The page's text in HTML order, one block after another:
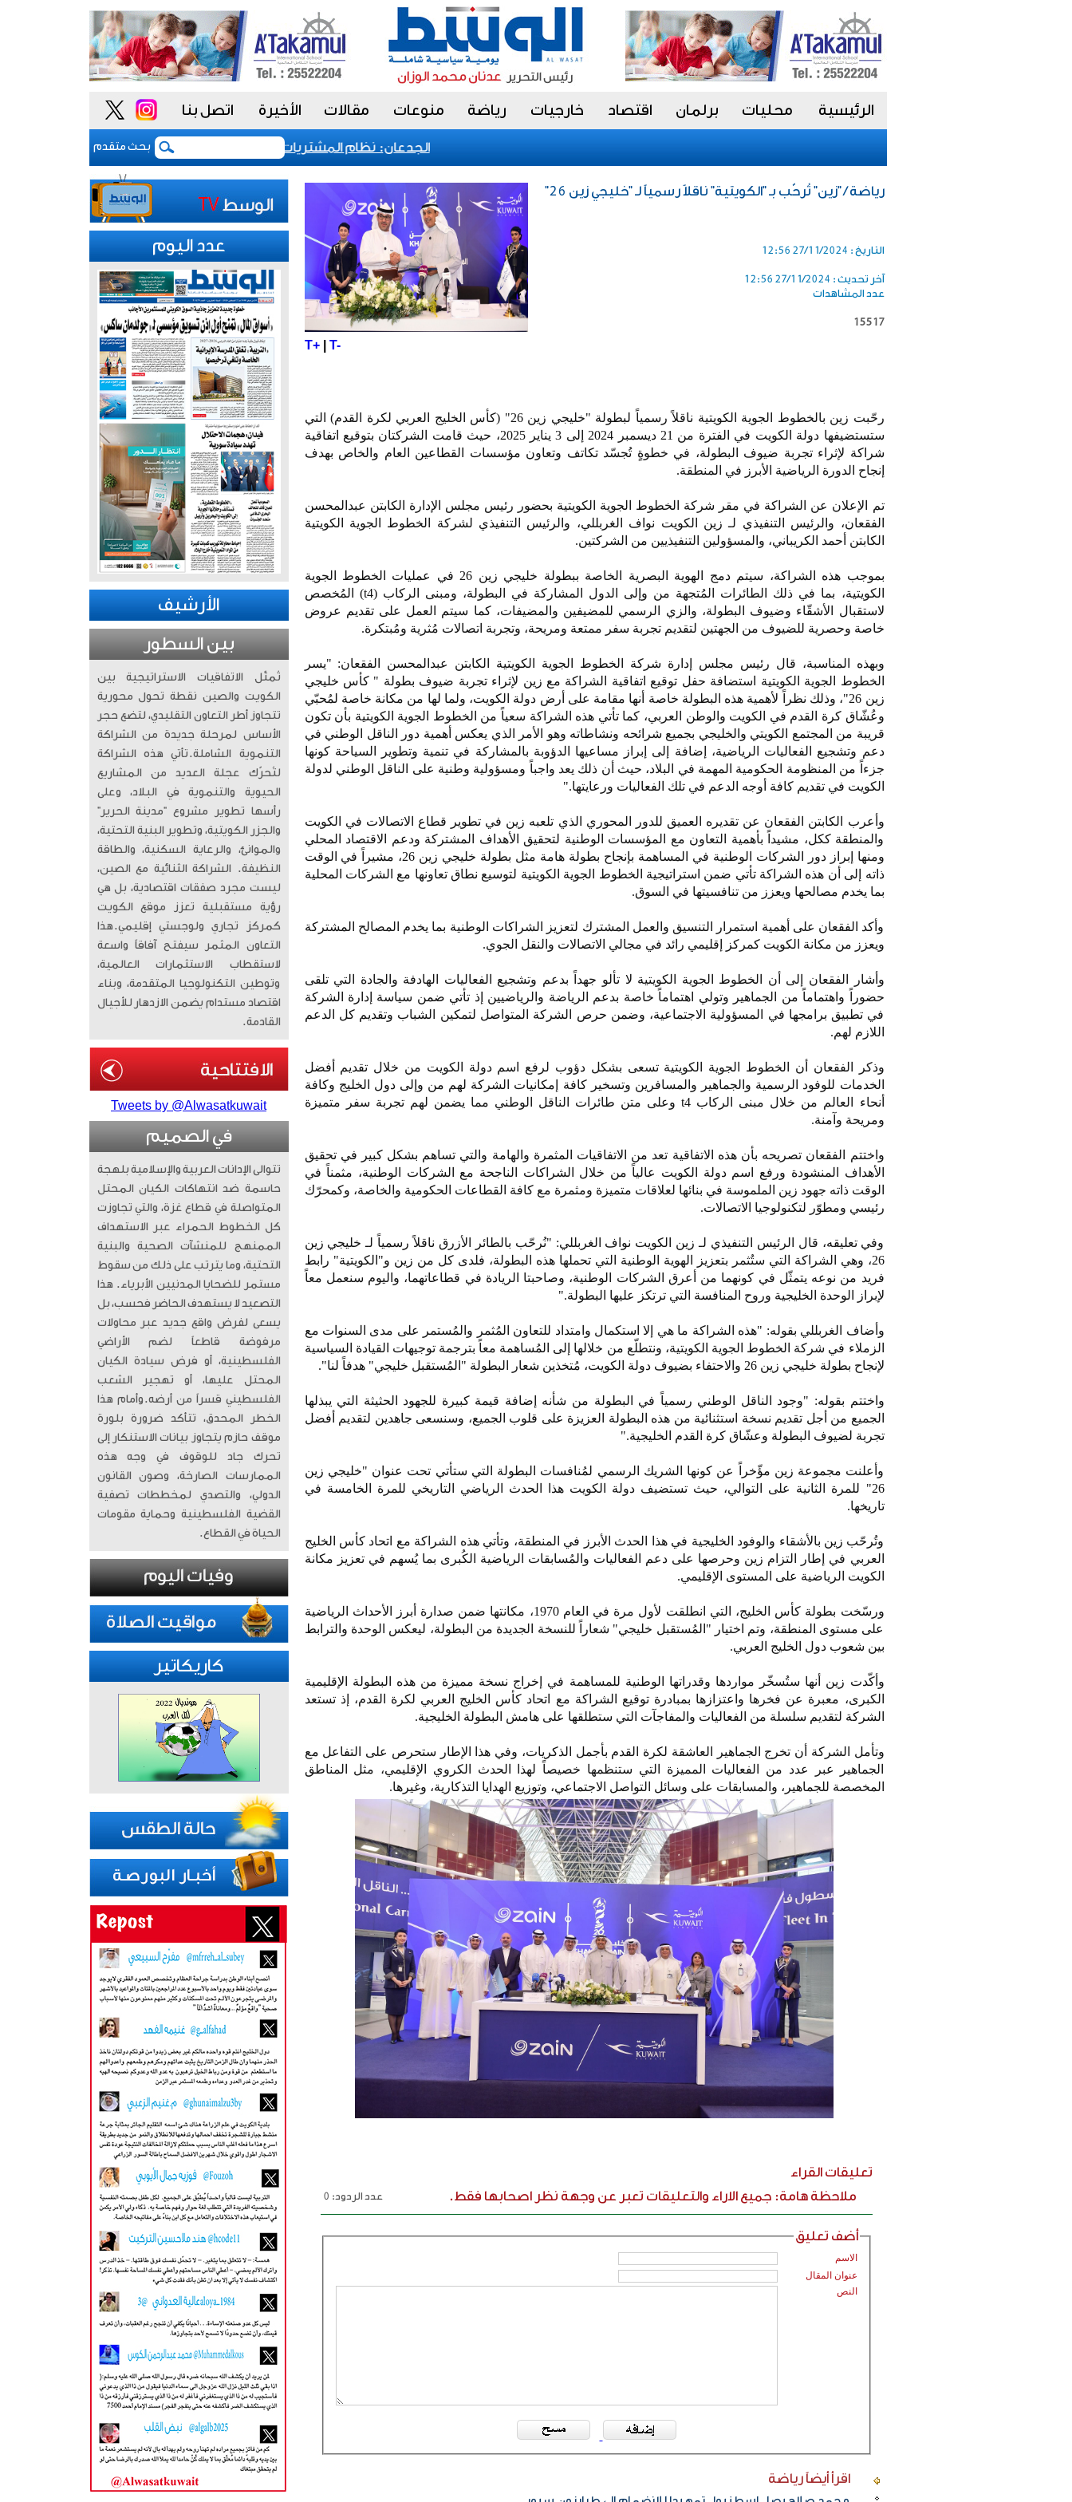
الرئيسية محليات برلمان اقتصاد خارجيات رياضة منوعات مقالات الأخيرة اتصل بنا
بحث متقدم
الجدعان: نظام المشتريات يمنح الحكومة السعودية أدوات أكثر مرونة
رياضة / "زين" تُرحّب بـ "الكويتية" ناقلاً رسمياً لـ "خليجي زين 26"
التاريخ : 27/11/2024 12:56
آخر تحديث : 27/11/2024 12:56
عدد المشاهدات
15517
T+| T-
رحّبت زين بالخطوط الجوية الكويتية ناقلاً رسمياً لبطولة "خليجي زين 26" (كأس الخليج العربي لكرة القدم) التي
ستستضيفها دولة الكويت في الفترة من 21 ديسمبر 2024 إلى 3 يناير 2025، حيث قامت الشركتان بتوقيع اتفاقية
شراكة لإثراء تجربة ضيوف البطولة، في خطوةٍ تُجسّد تكاتف وتعاون مؤسسات القطاعين العام والخاص بهدف
إنجاح الدورة الرياضية الأبرز في المنطقة.
تم الإعلان عن الشراكة في مقر شركة الخطوط الجوية الكويتية بحضور رئيس مجلس الإدارة الكابتن عبدالمحسن
الفقعان، والرئيس التنفيذي لـ زين الكويت نواف الغربللي، والرئيس التنفيذي لشركة الخطوط الجوية الكويتية
الكابتن أحمد الكريباني، والمسؤولين التنفيذيين من الشركتين.
بموجب هذه الشراكة، سيتم دمج الهوية البصرية الخاصة ببطولة خليجي زين 26 في عمليات الخطوط الجوية
الكويتية، بما في ذلك الطائرات المُتجهة من وإلى الدول المشاركة في البطولة، ومبنى الركاب (t4) المُخصص
لاستقبال الأشقّاء وضيوف البطولة، والزي الرسمي للمضيفين والمضيفات، كما سيتم العمل على تقديم عروض
خاصة وحصرية للضيوف من الجهتين لتقديم تجربة سفر ممتعة ومريحة، وتجربة اتصالات مُثرية ومُبتكرة.
وبهذه المناسبة، قال رئيس مجلس إدارة شركة الخطوط الجوية الكويتية الكابتن عبدالمحسن الفقعان: "يسر
الخطوط الجوية الكويتية استضافة حفل توقيع اتفاقية الشراكة مع زين لإثراء تجربة ضيوف بطولة " كأس خليجي
زين 26"، وذلك نظراً لأهمية هذه البطولة خاصة أنها مقامة على أرض دولة الكويت، ولما لها من مكانة خاصة لمُحبّي
وعُشّاق كرة القدم في الكويت والوطن العربي، كما تأتي هذه الشراكة سعياً من الخطوط الجوية الكويتية بأن تكون
قريبة من المجتمع الكويتي والخليجي بجميع شرائحه ونشاطاته وهو الأمر الذي يعكس أهمية دور الناقل الوطني في
دعم وتشجيع الفعاليات الرياضية، إضافة إلى إبراز مساعيها الدؤوبة بالمشاركة في تنمية وتطوير السياحة كونها
جزءاً من المنظومة الحكومية المهمة في البلاد، حيث أن ذلك يعد واجباً ومسؤولية وطنية على الناقل الوطني لدولة
الكويت في تقديم كافة أوجه الدعم في تلك الفعاليات ورعايتها."
وأعرب الكابتن الفقعان عن تقديره العميق للدور المحوري الذي تلعبه زين في تطوير قطاع الاتصالات في الكويت
والمنطقة ككل، مشيداً بأهمية التعاون مع المؤسسات الوطنية لتحقيق الأهداف المشتركة ودعم الاقتصاد المحلي
ومنها إبراز دور الشركات الوطنية في المساهمة بإنجاح بطولة هامة مثل بطولة خليجي زين 26، مشيراً في الوقت
ذاته إلى أن هذه الشراكة تأتي ضمن استراتيجية الخطوط الجوية الكويتية لتوسيع نطاق تعاونها مع الشركات المحلية
بما يخدم مصالحها ويعزز من تنافسيتها في السوق.
وأكد الفقعان على أهمية استمرار التنسيق والعمل المشترك لتعزيز الشراكات الوطنية بما يخدم المصالح المشتركة
ويعزز من مكانة الكويت كمركز إقليمي رائد في مجالي الاتصالات والنقل الجوي.
وأشار الفقعان إلى أن الخطوط الجوية الكويتية لا تألو جهداً بدعم وتشجيع الفعاليات الهادفة والجادة التي تلقى
حضوراً واهتماماً من الجماهير وتولي اهتماماً خاصة بدعم الرياضة والرياضيين إذ تأتي ضمن سياسة إدارة الشركة
في تطبيق برامجها في المسؤولية الاجتماعية، وضمن حرص الشركة المتواصل لتمكين الشباب وتقديم كل الدعم
اللازم لهم.
وذكر الفقعان أن الخطوط الجوية الكويتية تسعى بشكل دؤوب لرفع اسم دولة الكويت من خلال تقديم أفضل
الخدمات للوفود الرسمية والجماهير والمسافرين وتسخير كافة إمكانيات الشركة لهم من وإلى دول الخليج وكافة
أنحاء العالم من خلال مبنى الركاب t4 وعلى متن طائرات الناقل الوطني مما يضمن لهم تجربة سفر متميزة
ومريحة وآمنة.
واختتم الفقعان تصريحه بأن هذه الاتفاقية تعد من الاتفاقيات المثمرة والهامة والتي تساهم بشكل كبير في تحقيق
الأهداف المنشودة ورفع اسم دولة الكويت عالياً من خلال الشراكات الناجحة مع الشركات الوطنية، مثمناً في
الوقت ذاته جهود زين الملموسة في بنائها لعلاقات متميزة ومثمرة مع كافة القطاعات الحكومية والخاصة، وكمحرّك
رئيسي ومطوّر لتكنولوجيا الاتصالات.
وفي تعليقه، قال الرئيس التنفيذي لـ زين الكويت نواف الغربللي: "نُرحّب بالطائر الأزرق ناقلاً رسمياً لـ خليجي زين
26، وهي الشراكة التي ستُثمر بتعزيز الهوية الوطنية التي تحملها هذه البطولة، فلدى كل من زين و"الكويتية" رابط
فريد من نوعه يتمثّل في كونهما من أعرق الشركات الوطنية، وصاحبتا الريادة في قطاعاتهما، واليوم سنعمل معاً
لإبراز الوحدة الخليجية وروح المنافسة التي ترتكز عليها البطولة."
وأضاف الغربللي بقوله: "هذه الشراكة ما هي إلا استكمال وامتداد للتعاون المُثمر والمُستمر على مدى السنوات مع
الزملاء في شركة الخطوط الجوية الكويتية، ونتطلّع من خلالها إلى المُساهمة معاً بترجمة توجيهات القيادة السياسية
لإنجاح بطولة خليجي زين 26 والاحتفاء بضيوف دولة الكويت، مُتخذين شعار البطولة "المُستقبل خليجي" هدفاً لنا".
واختتم بقوله: "وجود الناقل الوطني رسمياً في البطولة من شأنه إضافة قيمة كبيرة للجهود الحثيثة التي يبذلها
الجميع من أجل تقديم نسخة استثنائية من هذه البطولة العزيزة على قلوب الجميع، وسنسعى جاهدين لتقديم أفضل
تجربة لضيوف البطولة وعشّاق كرة القدم الخليجية."
وأعلنت مجموعة زين مؤّخراً عن كونها الشريك الرسمي لمُنافسات البطولة التي ستأتي تحت عنوان "خليجي زين
26" للمرة الثانية على التوالي، حيث تستضيف دولة الكويت هذا الحدث الرياضي التاريخي للمرة الخامسة في
تاريخها.
وتُرحّب زين بالأشقاء والوفود الخليجية في هذا الحدث الأبرز في المنطقة، وتأتي هذه الشراكة مع اتحاد كأس الخليج
العربي في إطار التزام زين وحرصها على دعم الفعاليات والمُسابقات الرياضية الكُبرى بما يُسهم في تعزيز مكانة
الكويت الرياضية على المستوى الإقليمي.
ورسّخت بطولة كأس الخليج، التي انطلقت لأول مرة في العام 1970، مكانتها ضمن صدارة أبرز الأحداث الرياضية
على مستوى المنطقة، وتم اختيار "المُستقبل خليجي" شعاراً للنسخة الجديدة من البطولة، ليعكس الوحدة والترابط
بين شعوب دول الخليج العربي.
وأكّدت زين أنها ستُسخّر مواردها وقدراتها الوطنية للمساهمة في إخراج نسخة مميزة من هذه البطولة الإقليمية
الكبرى، معبرة عن فخرها واعتزازها بمبادرة توقيع الشراكة مع اتحاد كأس الخليج العربي لكرة القدم، إذ تستعد
الشركة لتقديم سلسلة من الفعاليات والمفاجآت التي ستطلقها على هامش البطولة الخليجية.
وتأمل الشركة أن تخرج الجماهير العاشقة لكرة القدم بأجمل الذكريات، وفي هذا الإطار ستحرص على التفاعل مع
الجماهير عبر عدد من الفعاليات المميزة التي ستنظمها خصيصاً لهذا الحدث الكروي الإقليمي، مثل المناطق
المخصصة للجماهير، والمسابقات على وسائل التواصل الاجتماعي، وتوزيع الهدايا التذكارية، وغيرها.
تعليقات القراء
ملاحظة هامة: جميع الاراء والتعليقات تعبر عن وجهة نظر اصحابها فقط.
عدد الردود: 0
أضف تعليق
الاسم
عنوان المقال
النص
اقرأ أيضاًرياضة
عدد اليوم
الأرشيف
بين السطور
تُمثّل الاتفاقيات الاستراتيجية بين
الكويت والصين نقطة تحول محورية
تتجاوز أطر التعاون التقليدي، لتضع حجر
الأساس لمرحلة جديدة من الشراكة
التنموية الشاملة. ​تأتي هذه الشراكة
لتُحرّك عجلة العديد من المشاريع
الحيوية والتنموية في البلاد، وعلى
رأسها تطوير مشروع “مدينة الحرير”
والجزر الكويتية، وتطوير البنية التحتية،
والموانئ، والرعاية السكنية، والطاقة
النظيفة. الشراكة الثنائية مع الصين،
ليست مجرد صفقات اقتصادية، بل هي
رؤية مستقبلية تعزز موقع الكويت
كمركز تجاري ولوجستي إقليمي. ​هذا
التعاون المثمر سيفتح آفاقاً واسعة
لاستقطاب الاستثمارات العالمية،
وتوطين التكنولوجيا المتقدمة، وبناء
اقتصاد مستدام يضمن الازدهار للأجيال
القادمة.
Tweets by @Alwasatkuwait
في الصميم
تتوالى الإدانات العربية والإسلامية بلهجة
حاسمة ضد انتهاكات الكيان المحتل
المتواصلة في قطاع غزة، والتي تجاوزت
كل الخطوط الحمراء عبر الاستهداف
الممنهج للمنشآت الصحية والبنية
التحتية، وما يترتب على ذلك من سقوط
مستمر للضحايا المدنيين الأبرياء. ​ هذا
التصعيد لا يستهدف الحاضر فحسب، بل
يسعى لفرض واقع جديد عبر محاولات
مرفوضة قاطعاً لضم الأراضي
الفلسطينية، أو فرض سيادة الكيان
المحتل عليها، أو تهجير الشعب
الفلسطيني قسراً من أرضه. ​وأمام هذا
الخطر المحدق، تتأكد ضرورة بلورة
موقف حازم يتجاوز بيانات الاستنكار إلى
تحرك جاد للوقوف في وجه هذه
الممارسات الصارخة، وصون القانون
الدولي، والتصدي لمخططات تصفية
القضية الفلسطينية وحماية مقومات
الحياة في القطاع.
كاريكاتير